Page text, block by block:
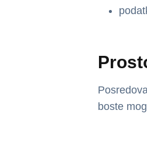
boste